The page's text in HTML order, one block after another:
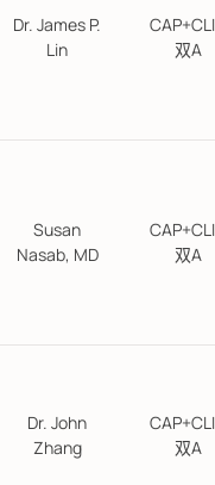
Dr. James P.
Lin
双A
Susan
Nasab, MD
双A
Dr. John
Zhang
双A